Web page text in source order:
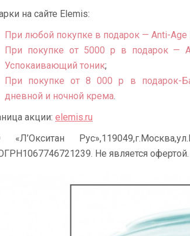
на сайте Elemis:
При любой покупке в подарок — Anti-
При покупке от 5000 р в подарок —
Успокаивающий тоник;
При покупке от 8 000 р в подарок-
дневной и ночной крема.
акции: elemis.ru
«Л’Окситан
Не является